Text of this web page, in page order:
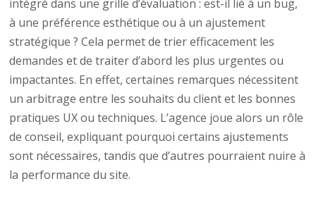
intégré dans une grille d’évaluation : est-il lié à un bug,
à une préférence esthétique ou à un ajustement
stratégique ? Cela permet de trier efficacement les
demandes et de traiter d’abord les plus urgentes ou
impactantes. En effet, certaines remarques nécessitent
un arbitrage entre les souhaits du client et les bonnes
pratiques UX ou techniques. L’agence joue alors un rôle
de conseil, expliquant pourquoi certains ajustements
sont nécessaires, tandis que d’autres pourraient nuire à
la performance du site.